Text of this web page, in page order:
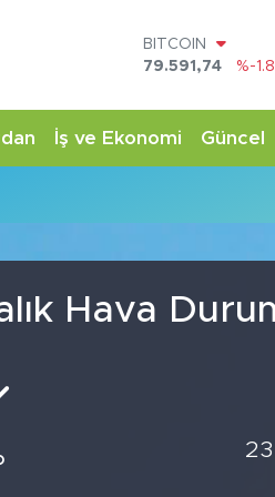
BITCOIN
79.591,74
%-
45,43620
EURO
BİST100
İş ve Ekonomi Güncel
Hava